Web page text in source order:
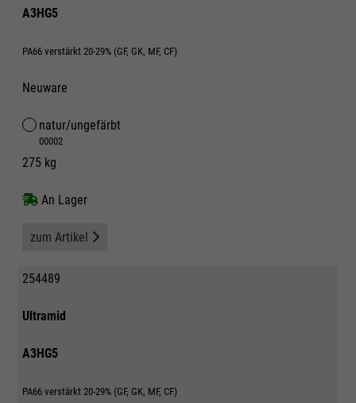
A3HG5
PA66 verstärkt 20-29% (GF, GK, MF, CF)
Neuware
natur/ungefärbt
00002
275 kg
An Lager
zum Artikel
254489
Ultramid
A3HG5
PA66 verstärkt 20-29% (GF, GK, MF, CF)